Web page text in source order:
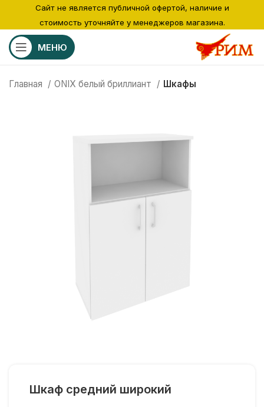
МЕНЮ
Главная ONIX белый бриллиант Шкафы
Шкаф средний широкий
Сайт не является публичной офертой, наличие и
стоимость уточняйте у менеджеров магазина.